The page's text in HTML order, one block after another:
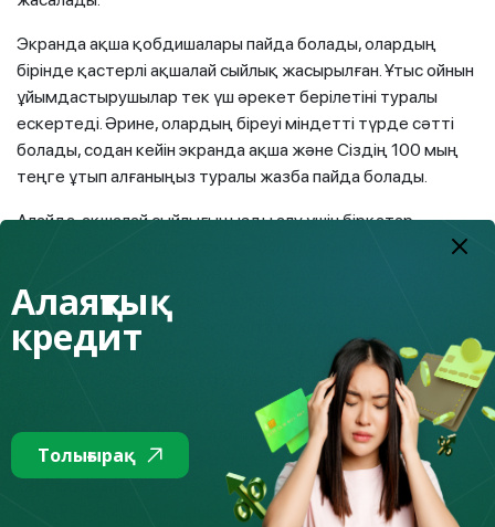
Экранда ақша қобдишалары пайда болады, олардың
бірінде қастерлі ақшалай сыйлық жасырылған. Ұтыс ойнын
ұйымдастырушылар тек үш әрекет берілетіні туралы
ескертеді. Әрине, олардың біреуі міндетті түрде сәтті
болады, содан кейін экранда ақша және Сіздің 100 мың
теңге ұтып алғаныңыз туралы жазба пайда болады.
Алайда, ақшалай сыйлығыңызды алу үшін бірқатар
немесе бес топқа сілтеме жіберу, сондай-ақ тіркеуді
аяқтау үшін электрондық пошта мекенжайын енгізу.
Кейбір фишингтік беттерде кейде өзіңіздің басқа да
жеке деректеріңізді енгізу талап етіледі. Айта кету
керек, мұндай сайттар Сіздің IP-мекенжайыңызды
сақтайды - бұл Сіздің құрылғыңыздың да, желі түйінінің
де бірегей желілік адресі. Әдетте ол ешқашан
қайталанбайтын сандар жиынтығынан тұрады. Алаяқтар
IP-мекенжайды пайдалана отырып, Сіздің қай елден
Алаяқтық
кредит
Толығырақ